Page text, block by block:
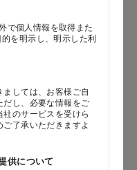
で個人情報を取得また
を明示し、明示した利
しては、お客様ご自
し、必要な情報をご
のサービスを受けら
了承いただきますよ
供について